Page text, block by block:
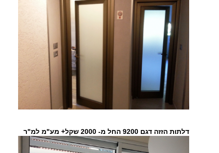
דלתות הזזה דגם 9200 החל מ- 2000 שקל+ מע"מ למ"ר